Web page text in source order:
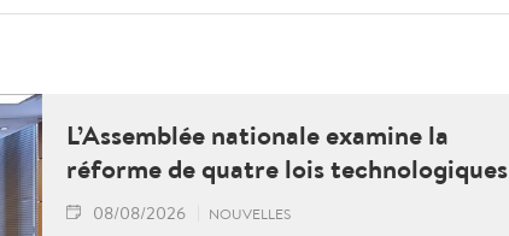
L’Assemblée nationale examine la
réforme de quatre lois technologiques
08/08/2026 NOUVELLES